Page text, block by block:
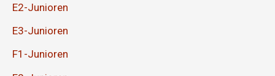
E2-Junioren
E3-Junioren
F1-Junioren